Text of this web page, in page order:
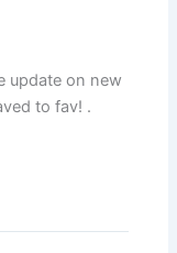
update on new
to fav! .